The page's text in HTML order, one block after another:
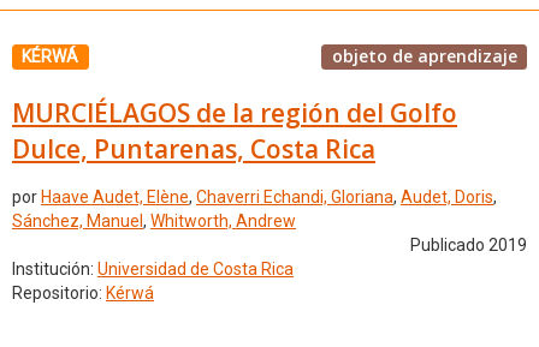
KÉRWÁ objeto de aprendizaje
MURCIÉLAGOS de la región del Golfo
Dulce, Puntarenas, Costa Rica
por Haave Audet, Elène, Chaverri Echandi, Gloriana, Audet, Doris,
Sánchez, Manuel , Whitworth, Andrew
Publicado 2019
Institución: Universidad de Costa Rica
Repositorio: Kérwá